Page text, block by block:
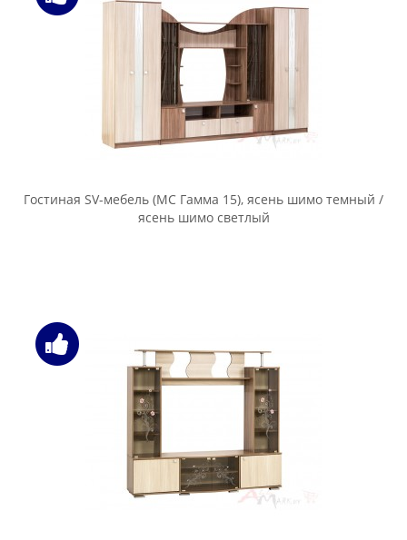
Гостиная SV-мебель (МС Гамма 15), ясень шимо темный /
ясень шимо светлый